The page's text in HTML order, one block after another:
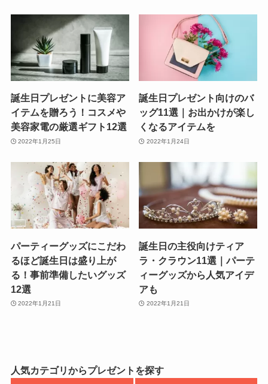
誕生日プレゼントに美容ア
イテムを贈ろう！コスメや
美容家電の厳選ギフト12選
2022年1月25日
誕生日プレゼント向けのバ
ッグ11選｜お出かけが楽し
くなるアイテムを
2022年1月24日
パーティーグッズにこだわ
るほど誕生日は盛り上が
る！事前準備したいグッズ
12選
2022年1月21日
誕生日の主役向けティア
ラ・クラウン11選｜パーテ
ィーグッズから人気アイデ
アも
2022年1月21日
人気カテゴリからプレゼントを探す